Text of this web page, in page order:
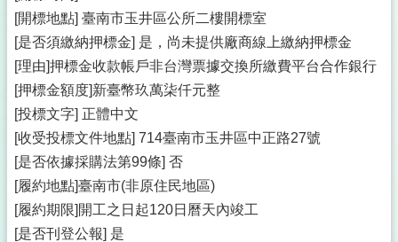
[開標地點] 臺南市玉井區公所二樓開標室
[是否須繳納押標金] 是，尚未提供廠商線上繳納押標金
[理由]押標金收款帳戶非台灣票據交換所繳費平台合作銀行
[押標金額度]新臺幣玖萬柒仟元整
[投標文字] 正體中文
[收受投標文件地點] 714臺南市玉井區中正路27號
[是否依據採購法第99條] 否
[履約地點]臺南市(非原住民地區)
[履約期限]開工之日起120日曆天內竣工
[是否刊登公報] 是